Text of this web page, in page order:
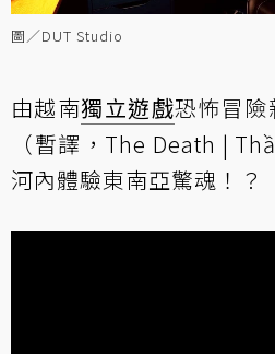
圖／DUT Studio
由越南獨立遊戲恐怖冒險
（暫譯，The Death |
河內體驗東南亞驚魂！？